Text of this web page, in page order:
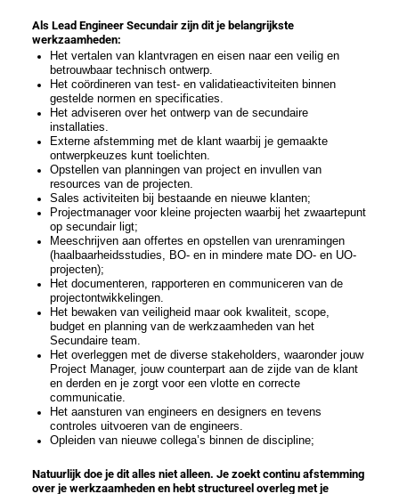
Als Lead Engineer Secundair zijn dit je belangrijkste
werkzaamheden:
Het vertalen van klantvragen en eisen naar een veilig en
betrouwbaar technisch ontwerp.
Het coördineren van test- en validatieactiviteiten binnen
gestelde normen en specificaties.
Het adviseren over het ontwerp van de secundaire
installaties.
Externe afstemming met de klant waarbij je gemaakte
ontwerpkeuzes kunt toelichten.
Opstellen van planningen van project en invullen van
resources van de projecten.
Sales activiteiten bij bestaande en nieuwe klanten;
Projectmanager voor kleine projecten waarbij het zwaartepunt
op secundair ligt;
Meeschrijven aan offertes en opstellen van urenramingen
(haalbaarheidsstudies, BO- en in mindere mate DO- en UO-
projecten);
Het documenteren, rapporteren en communiceren van de
projectontwikkelingen.
Het bewaken van veiligheid maar ook kwaliteit, scope,
budget en planning van de werkzaamheden van het
Secundaire team.
Het overleggen met de diverse stakeholders, waaronder jouw
Project Manager, jouw counterpart aan de zijde van de klant
en derden en je zorgt voor een vlotte en correcte
communicatie.
Het aansturen van engineers en designers en tevens
controles uitvoeren van de engineers.
Opleiden van nieuwe collega’s binnen de discipline;
Natuurlijk doe je dit alles niet alleen. Je zoekt continu afstemming
over je werkzaamheden en hebt structureel overleg met je